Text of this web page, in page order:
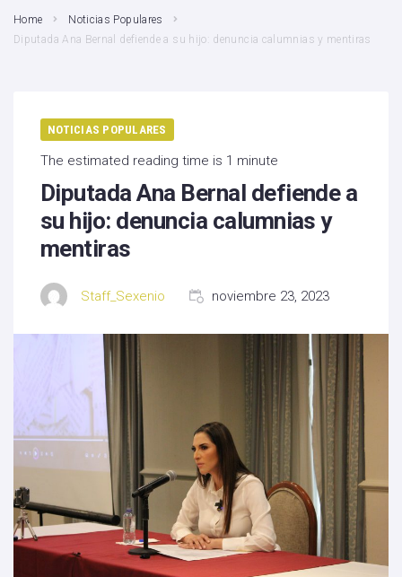
Home
Noticias Populares
Diputada Ana Bernal defiende a su hijo: denuncia calumnias y mentiras
NOTICIAS POPULARES
The estimated reading time is 1 minute
Diputada Ana Bernal defiende a
su hijo: denuncia calumnias y
mentiras
Staff_Sexenio noviembre 23, 2023